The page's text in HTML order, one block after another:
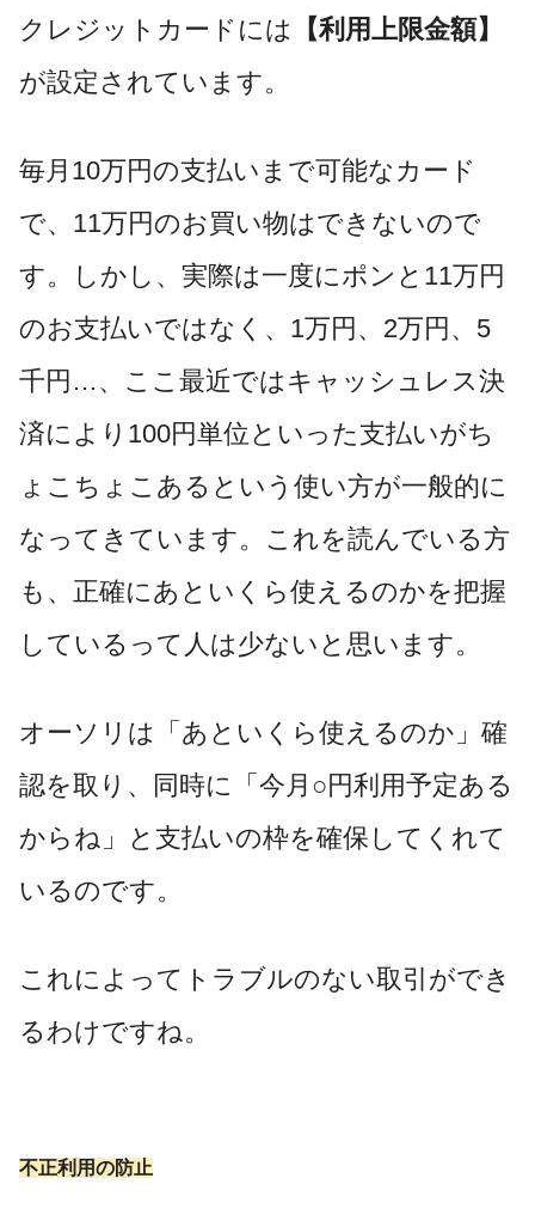
クレジットカードには
【利用上限金額】
が設定されています。
毎月10万円の支払いまで可能なカード
で、11万円のお買い物はできないので
す。しかし、実際は一度にポンと11万円
のお支払いではなく、1万円、2万円、5
千円…、ここ最近ではキャッシュレス決
済により100円単位といった支払いがち
ょこちょこあるという使い方が一般的に
なってきています。これを読んでいる方
も、正確にあといくら使えるのかを把握
しているって人は少ないと思います。
オーソリは「あといくら使えるのか」確
認を取り、同時に「今月○円利用予定ある
からね」と支払いの枠を確保してくれて
いるのです。
これによってトラブルのない取引ができ
るわけですね。
不正利用の防止